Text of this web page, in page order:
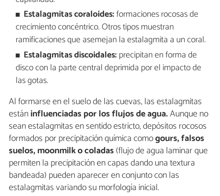
Estalagmitas coraloides:formaciones rocosas de
crecimiento concéntrico. Otros tipos muestran
ramificaciones que asemejan la estalagmita a un coral.
Estalagmitas discoidales: precipitan en forma de
disco con la parte central deprimida por el impacto de
las gotas.
Al formarse en el suelo de las cuevas, las estalagmitas
estáninfluenciadas por los flujos de agua.Aunque no
sean estalagmitas en sentido estricto, depósitos rocosos
formados por precipitación química comogours, falsos
suelos, moonmilk o coladas (flujo de agua laminar que
permiten la precipitación en capas dando una textura
bandeada) pueden aparecer en conjunto con las
estalagmitas variando su morfología inicial.